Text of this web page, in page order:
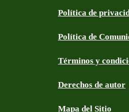
Política de
Política de
Términos y
Derechos de autor
Mapa del Sitio